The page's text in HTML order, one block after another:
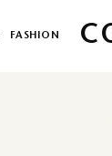
FASHION